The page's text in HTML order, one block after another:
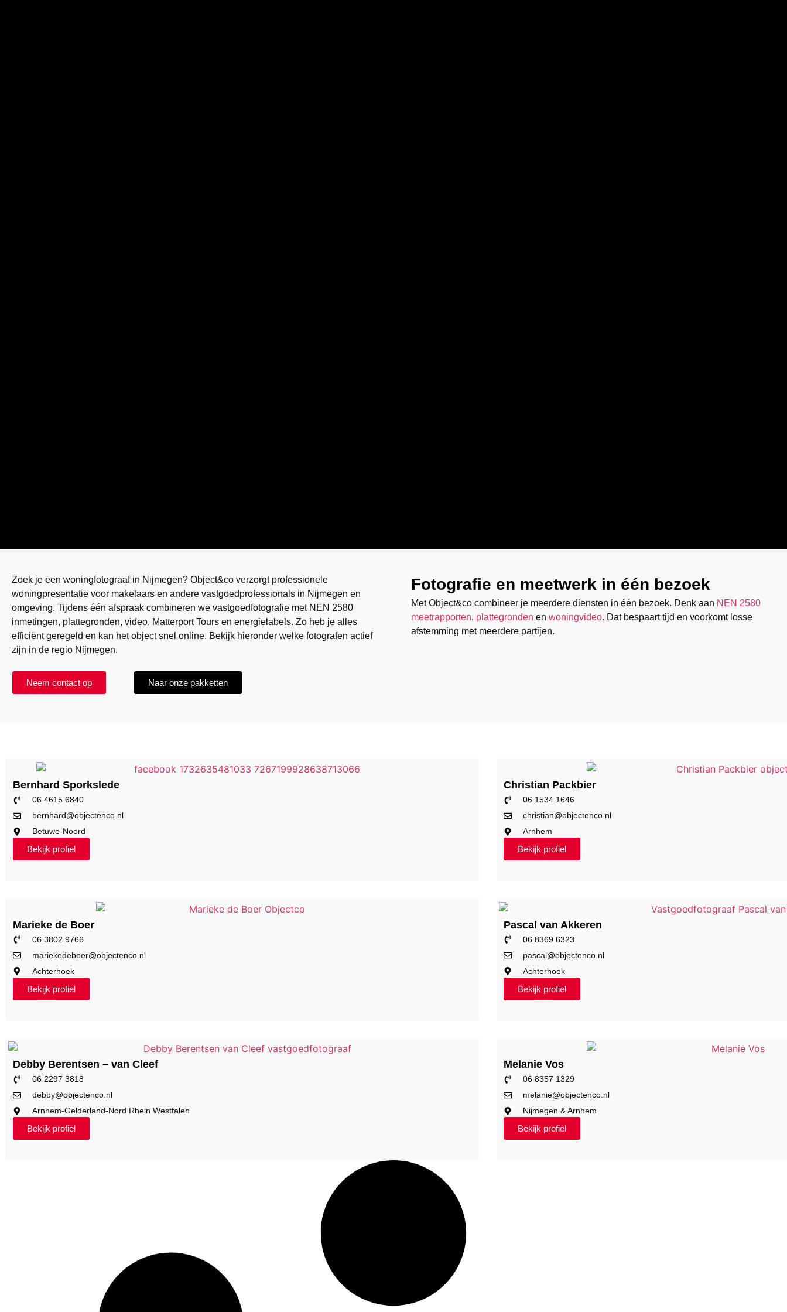
Zoek je een woningfotograaf in Nijmegen? Object&co verzorgt professionele
woningpresentatie voor makelaars en andere vastgoedprofessionals in Nijmegen en
omgeving. Tijdens één afspraak combineren we vastgoedfotografie met NEN 2580
inmetingen, plattegronden, video, Matterport Tours en energielabels. Zo heb je alles
efficiënt geregeld en kan het object snel online. Bekijk hieronder welke fotografen actief
zijn in de regio Nijmegen.
Neem contact op Naar onze pakketten
Fotografie en meetwerk in één bezoek
Met Object&co combineer je meerdere diensten in één bezoek. Denk aan NEN 2580
meetrapporten, plattegronden en woningvideo. Dat bespaart tijd en voorkomt losse
afstemming met meerdere partijen.
Bernhard Sporkslede
06 4615 6840
bernhard@objectenco.nl
Betuwe-Noord
Bekijk profiel
Christian Packbier
06 1534 1646
christian@objectenco.nl
Arnhem
Bekijk profiel
Marieke de Boer
06 3802 9766
mariekedeboer@objectenco.nl
Achterhoek
Bekijk profiel
Pascal van Akkeren
06 8369 6323
pascal@objectenco.nl
Achterhoek
Bekijk profiel
Debby Berentsen – van Cleef
06 2297 3818
debby@objectenco.nl
Arnhem-Gelderland-Nord Rhein Westfalen
Bekijk profiel
Melanie Vos
06 8357 1329
melanie@objectenco.nl
Nijmegen & Arnhem
Bekijk profiel